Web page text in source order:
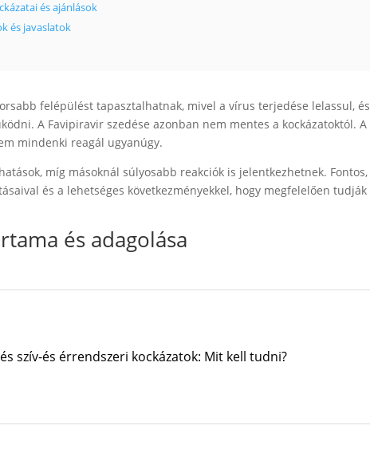
és ajánlások
és javaslatok
felépülést tapasztalhatnak, mivel a vírus terjedése lelassul, és
A Favipiravir szedése azonban nem mentes a kockázatoktól. A
mindenki reagál ugyanúgy.
míg másoknál súlyosabb reakciók is jelentkezhetnek. Fontos,
és a lehetséges következményekkel, hogy megfelelően tudják
és adagolása
szív-és érrendszeri kockázatok: Mit kell tudni?